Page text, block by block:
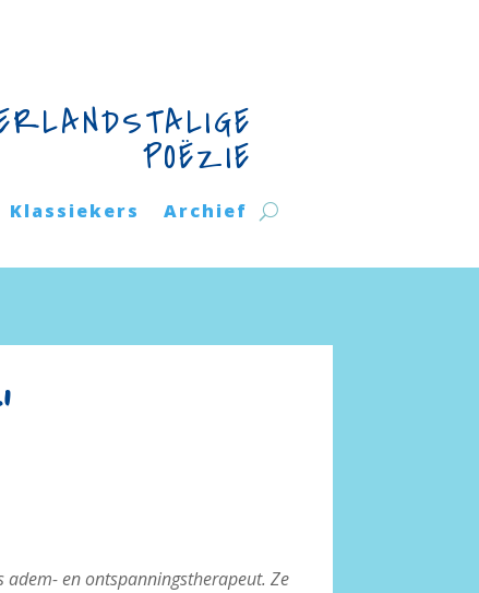
POËZIE
Klassiekers Archief
adem- en ontspanningstherapeut. Ze